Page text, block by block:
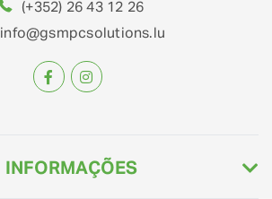
(+352) 26 43 12 26
info@gsmpcsolutions.lu
INFORMAÇÕES